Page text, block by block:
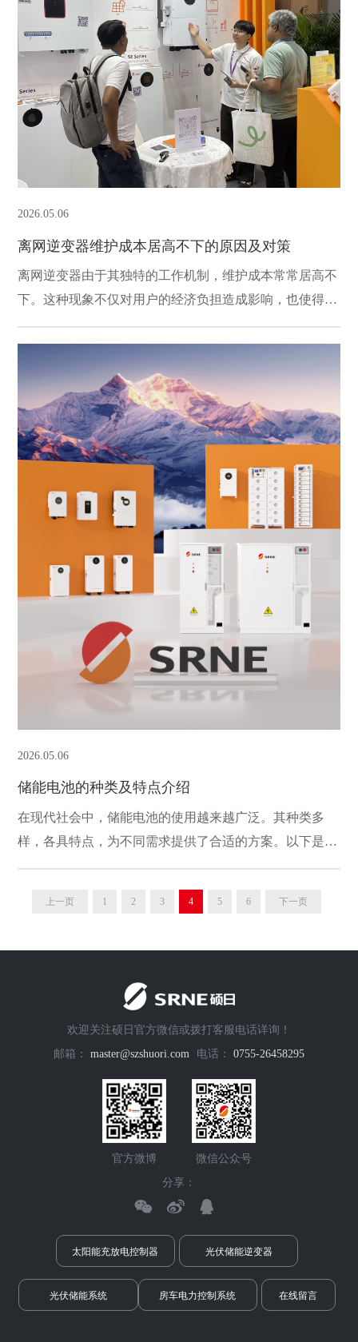
2026.05.06
离网逆变器维护成本居高不下的原因及对策
离网逆变器由于其独特的工作机制，维护成本常常居高不
下。这种现象不仅对用户的经济负担造成影响，也使得系
统的整体运行效率受到影响。本文将分析离网逆变器维护
成本高的原因，并提出相应的对策，以便降低相关费用并
2026.05.06
储能电池的种类及特点介绍
在现代社会中，储能电池的使用越来越广泛。其种类多
样，各具特点，为不同需求提供了合适的方案。以下是几
种常见储能电池及其特点的介绍。
上一页 1 2 3 4 5 6 下一页
欢迎关注硕日官方微信或拨打客服电话详询！
邮箱：master@szshuori.com 电话： 0755-26458295
官方微博
微信公众号
分享：
太阳能充放电控制器 光伏储能逆变器
光伏储能系统 房车电力控制系统 在线留言